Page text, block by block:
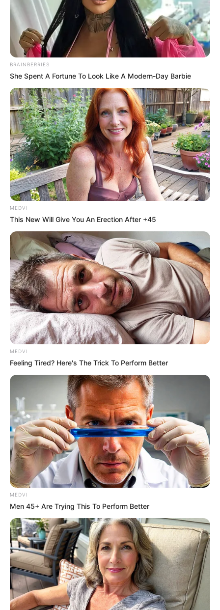
ดวงความรักมีปัญหา
ราศีกันย์ (16 กันยายน – 16 ตุลาคม)
ความ รักอบอุ่น กำลังหวานชื่น คนโสดได้ลงคานเสียที ช่วง
นี้เสน่ห์แรง มีคนมาสารภาพรัก ถ้ามีคนรักแล้วหวานฉ่ำ
แต่ปลายๆ มีขัดแย้งกันบ้าง ระวังคำพูดหน่อย กลางเดือน
ใครที่ยังโสด จะได้คู่ชู้ชื่น มีเรื่องราวน่าประทับใจ ส่วนถ้ามี
คู่แล้ว จะขี้หึง ขี้หวงเป็นพิเศษ อารมณ์ขึ้นลง แต่สักพักก็
หวานกันเหมือนเดิม ปลายเดือนคนมีคู่จะมีมือที่สามเข้า
มาแทรกกลาง ทำให้มีปัญหากันบ่อย ส่วนคนโสดความรัก
ค่อยๆ เริ่มจากความเป็นเพื่อน ดูใจกันไปก่อน
ราศีตุลย์ (17 ตุลาคม – 15 พฤศจิกายน)
ความ รักเกิดอาการสับสน รักคนนั้นเสียดายคนนี้ คงถึง
เวลาต้องเลือก ส่วนคนโสดได้ปิ๊งรักจากการเดินทาง หรือ
คนต่างที่ต่างถิ่น กลางเดือนดวงความรักถึงพริกถึงขิง ตี
กันทุกวัน ไม่ทะเลาะกันเพราะไม่เข้าใจกันเอง ก็มีปากเสียง
เพราะมือที่สาม ให้ใจเย็นๆ มีดวงแตกหัก ส่วนคนโสดได้
พบรักโดยบังเอิญ ปลายเดือนความรักมึนตึงตลอด ไม่
ค่อยมีเวลาให้กัน เผลอๆ อาจมีมือที่สามเข้ามาแทรก
พยายามหาเวลาเคลียร์กันดู จะเป็นทางออกที่ดีที่สุด คน
โสดเป็นได้แค่กิ๊ก เจอคนถูกใจทั้งที ก็ดันไปเจอคนมี
เจ้าของ
ราศีพิจิก
(16 พฤศจิกายน – 14 ธันวาคม)
ความรักท่าจะแย่ มีมือที่สามเข้ามาเกี่ยวพัน ช่วงนี้ต้องเอา
อกเอาใจแฟนให้ดี จะได้ไม่เผลอไผลไปกับสิ่งยั่งยุ ส่วนคน
โสดพอมีเรื่องเด็ดๆ เข้ามาบ้าง แต่ก็ต้องระวังตัว มักเจอ
แต่คนเจ้าชู้ กลางเดือนต้องเรียนรู้กันให้มาก ใช้เหตุผล
มากกว่าอารมณ์ ช่วงนี้ดวงขัดแย้งสูงมาก ส่วนคนโสดคง
ได้แต่แอบมอง ความสัมพันธ์ยังไม่ก้าวหน้า ปลายเดือนมา
ตกม้าตายตอนจบ ให้คำแนะนำคนอื่นสวยหรู พอถึงคราว
ตัวเองก็ไปเคยไปรอด คนโสดเริ่มมีคนเข้ามาพัวพัน แต่
ด้วยความกล้าๆ กลัวๆ ทุกอย่างเลยดูคลุมเครือ
รูปประกอบและเรียบเรียงโดย :Horoscope.mthai.com
BRAINBERRIES
She Spent A Fortune To Look Like A Modern-Day Barbie
MEDVI
This New Will Give You An Erection After +45
MEDVI
Feeling Tired? Here's The Trick To Perform Better
MEDVI
Men 45+ Are Trying This To Perform Better